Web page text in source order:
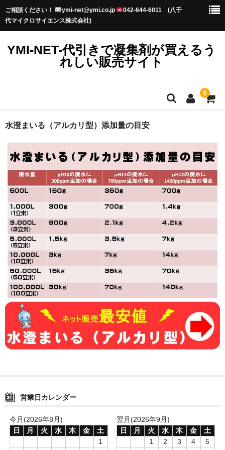
ご相談ください！ ymi-net@ymi.co.jp
042-644-6011 (八千
代マイクロサイエンス株式会社)
YMI-NET-代引きで凝集剤が買えるう
れしい販売サイト
0
TOP
お知らせ
初めてのお客様へ-送料・納期-
水澄まいるってなに？
よくあるご質問
添加量の目安
オイルフロック(U-02)添加量の目安
水澄まいる（標準型）添加量の目安
水澄まいる（アルカリ型）添加量の目安
商品一覧
水澄まいる（標準型）
へこみフラット匠
水澄まいる（アルカリ型）添加量の目安
営業日カレンダー
今月(2026年8月)
日
月 火 水 木 金
土
1
翌月(2026年9月)
日
月 火 水 木 金
土
1
2 3 4
5